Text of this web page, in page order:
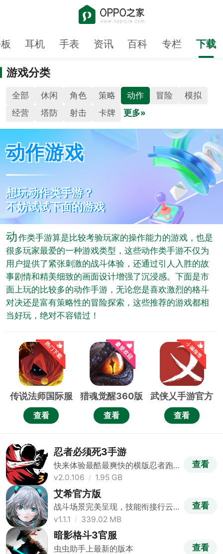
耳机 手表 资讯 百科 专栏 下载
游戏分类
全部 休闲 角色 策略 动作 冒险
模拟
经营
塔防 射击 卡牌 更多»
动作游戏
想玩动作类手游？
不妨试试下面的游戏
动作类手游算是比较考验玩家的操作能力的游戏，也是
很多玩家最爱的一种游戏类型，这些动作类手游不仅为
用户提供了紧张刺激的战斗体验，还通过引人入胜的故
事剧情和精美细致的画面设计增强了沉浸感。下面是市
面上玩的比较多的动作手游，无论您是喜欢激烈的格斗
对决还是富有策略性的冒险探索，这些推荐的游戏都相
当好玩，绝对不容错过！
传说法师国际服
查看
猎魂觉醒360版
查看
武侠乂手游官方
正版
查看
忍者必须死3手游
快来体验最酷最爽快的横版忍者跑
酷手游
v2.0.106 1.95 GB
查看
艾希官方版
战斗场景完美呈现，技能衔接行云
流水。
v1.1.1 339.02 MB
查看
暗影格斗3官服
虫虫助手上最新的版本
查看